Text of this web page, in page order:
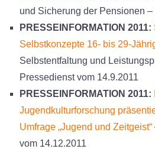
und Sicherung der Pensionen
PRESSEINFORMATION 2011:
Selbstkonzepte 16- bis 29-
Selbstentfaltung und
Pressedienst vom 14.9.2011
PRESSEINFORMATION 2011:
Jugendkulturforschung
Umfrage „Jugend und Zeitgeist“
vom 14.12.2011